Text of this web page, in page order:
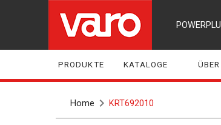
PRODUKTE KATALOGE
Home KRT692010